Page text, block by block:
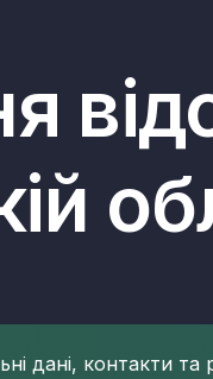
контакти та